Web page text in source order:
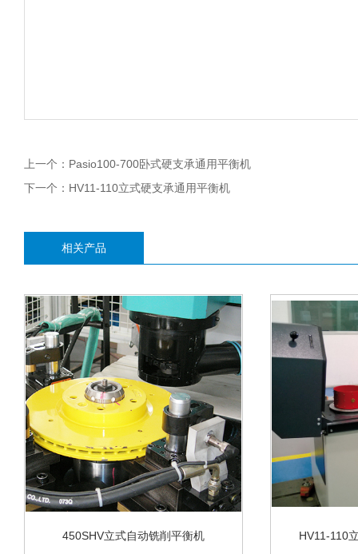
上一个： Pasio100-700卧式硬支承通用平衡机
下一个： HV11-110立式硬支承通用平衡机
相关产品
450SHV立式自动铣削平衡机 HV11-110